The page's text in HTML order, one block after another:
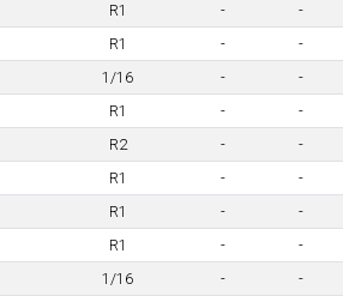
R1 - -
R1 - -
1/16 - -
R1 - -
R2 - -
R1 - -
R1 - -
R1 - -
1/16 - -